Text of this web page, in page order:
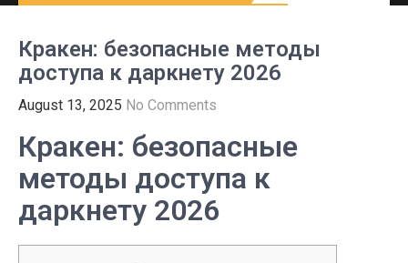
Кракен: безопасные методы
доступа к даркнету 2026
August 13, 2025 No Comments
Кракен: безопасные
методы доступа к
даркнету 2026